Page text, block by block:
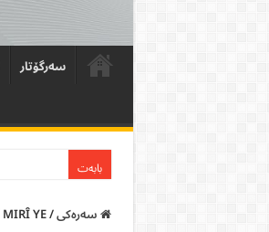
سەرگۆتار
بابەت
سەرەکی/
YE!!